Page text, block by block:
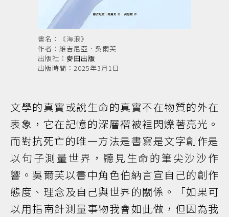
書名：《海浪》
作者：維吉尼亞．吳爾芙
出版社： 麥田出版
出版時間：2025年3月1日
文學的真實或說生命的真實不在物質的外在
表象，它在記憶的深層褶被裡閃爍著亮光。
而對抗死亡的唯一方法是書寫是文字創作是
以句子測量世界，聽見生命的筆尖沙沙作
響。吳爾芙以書中角色伯納言宣自己的創作
態度、理念及自己與世界的關係。「如果可
以用指南針測量事物我會如此做，但因為我